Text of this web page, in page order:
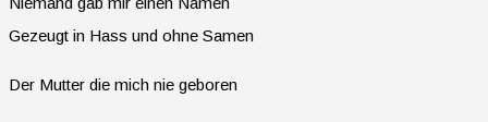
Gezeugt in Hass und ohne Samen
Der Mutter die mich nie geboren